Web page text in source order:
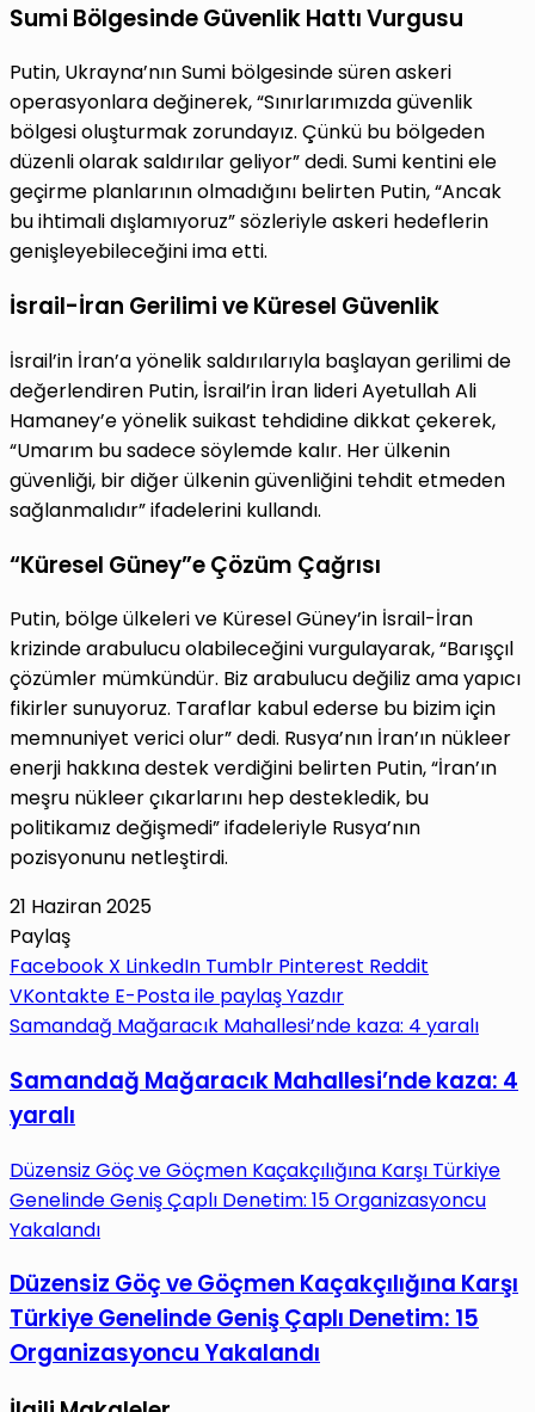
Sumi Bölgesinde Güvenlik Hattı Vurgusu
Putin, Ukrayna’nın Sumi bölgesinde süren askeri
operasyonlara değinerek, “Sınırlarımızda güvenlik
bölgesi oluşturmak zorundayız. Çünkü bu bölgeden
düzenli olarak saldırılar geliyor” dedi. Sumi kentini ele
geçirme planlarının olmadığını belirten Putin, “Ancak
bu ihtimali dışlamıyoruz” sözleriyle askeri hedeflerin
genişleyebileceğini ima etti.
İsrail-İran Gerilimi ve Küresel Güvenlik
İsrail’in İran’a yönelik saldırılarıyla başlayan gerilimi de
değerlendiren Putin, İsrail’in İran lideri Ayetullah Ali
Hamaney’e yönelik suikast tehdidine dikkat çekerek,
“Umarım bu sadece söylemde kalır. Her ülkenin
güvenliği, bir diğer ülkenin güvenliğini tehdit etmeden
sağlanmalıdır” ifadelerini kullandı.
“Küresel Güney”e Çözüm Çağrısı
Putin, bölge ülkeleri ve Küresel Güney’in İsrail-İran
krizinde arabulucu olabileceğini vurgulayarak, “Barışçıl
çözümler mümkündür. Biz arabulucu değiliz ama yapıcı
fikirler sunuyoruz. Taraflar kabul ederse bu bizim için
memnuniyet verici olur” dedi. Rusya’nın İran’ın nükleer
enerji hakkına destek verdiğini belirten Putin, “İran’ın
meşru nükleer çıkarlarını hep destekledik, bu
politikamız değişmedi” ifadeleriyle Rusya’nın
pozisyonunu netleştirdi.
21 Haziran 2025
Paylaş
Facebook X LinkedIn Tumblr Pinterest Reddit
VKontakte E-Posta ile paylaşYazdır
Samandağ Mağaracık Mahallesi’nde kaza: 4 yaralı
Samandağ Mağaracık Mahallesi’nde kaza: 4
yaralı
Düzensiz Göç ve Göçmen Kaçakçılığına Karşı Türkiye
Genelinde Geniş Çaplı Denetim: 15 Organizasyoncu
Yakalandı
Düzensiz Göç ve Göçmen Kaçakçılığına Karşı
Türkiye Genelinde Geniş Çaplı Denetim: 15
Organizasyoncu Yakalandı